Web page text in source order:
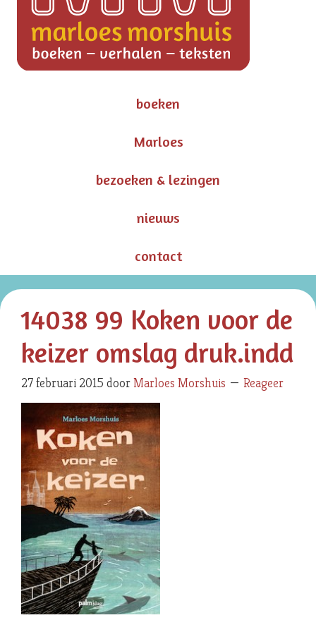
boeken
Marloes
bezoeken & lezingen
nieuws
contact
14038 99 Koken voor de
keizer omslag druk.indd
27 februari 2015 doorMarloes Morshuis Reageer